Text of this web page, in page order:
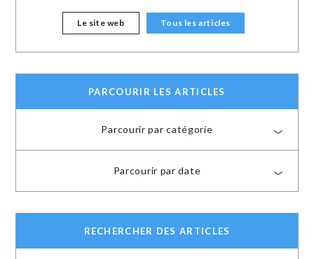
Le site web Tous les articles
PARCOURIR LES ARTICLES
Parcourir par catégorie
Parcourir par date
RECHERCHER DES ARTICLES